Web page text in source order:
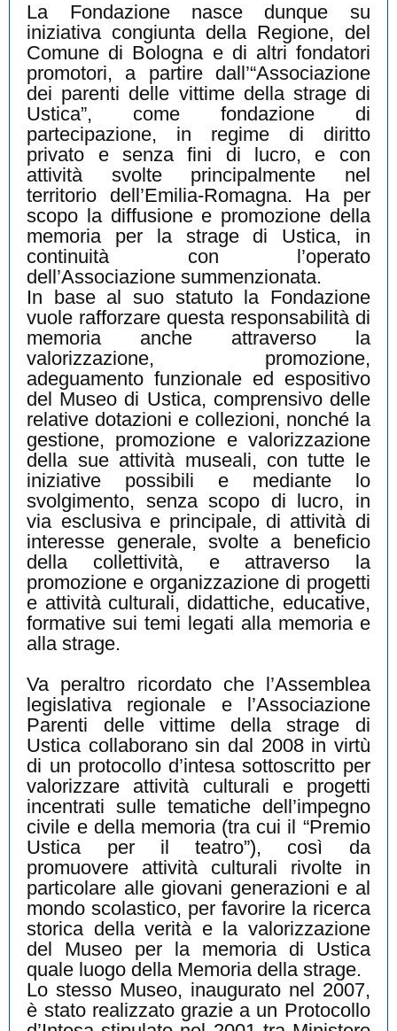
La Fondazione nasce dunque su
iniziativa congiunta della Regione, del
Comune di Bologna e di altri fondatori
promotori, a partire dall’“Associazione
dei parenti delle vittime della strage di
Ustica”, come fondazione di
partecipazione, in regime di diritto
privato e senza fini di lucro, e con
attività svolte principalmente nel
territorio dell’Emilia-Romagna. Ha per
scopo la diffusione e promozione della
memoria per la strage di Ustica, in
continuità con l’operato
dell’Associazione summenzionata.
In base al suo statuto la Fondazione
vuole rafforzare questa responsabilità di
memoria anche attraverso la
valorizzazione, promozione,
adeguamento funzionale ed espositivo
del Museo di Ustica, comprensivo delle
relative dotazioni e collezioni, nonché la
gestione, promozione e valorizzazione
della sue attività museali, con tutte le
iniziative possibili e mediante lo
svolgimento, senza scopo di lucro, in
via esclusiva e principale, di attività di
interesse generale, svolte a beneficio
della collettività, e attraverso la
promozione e organizzazione di progetti
e attività culturali, didattiche, educative,
formative sui temi legati alla memoria e
alla strage.
Va peraltro ricordato che l’Assemblea
legislativa regionale e l’Associazione
Parenti delle vittime della strage di
Ustica collaborano sin dal 2008 in virtù
di un protocollo d’intesa sottoscritto per
valorizzare attività culturali e progetti
incentrati sulle tematiche dell’impegno
civile e della memoria (tra cui il “Premio
Ustica per il teatro”), così da
promuovere attività culturali rivolte in
particolare alle giovani generazioni e al
mondo scolastico, per favorire la ricerca
storica della verità e la valorizzazione
del Museo per la memoria di Ustica
quale luogo della Memoria della strage.
Lo stesso Museo, inaugurato nel 2007,
è stato realizzato grazie a un Protocollo